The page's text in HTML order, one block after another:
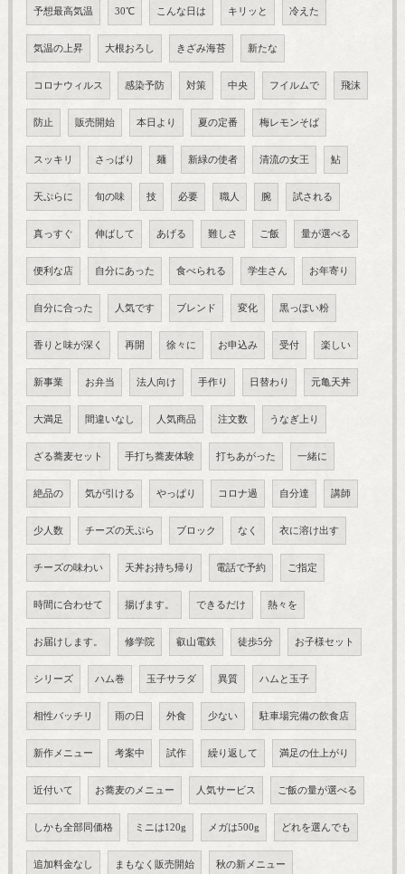
予想最高気温 30℃ こんな日は キリッと 冷えた
気温の上昇 大根おろし きざみ海苔 新たな
コロナウィルス 感染予防 対策 中央 フイルムで 飛沫
防止 販売開始 本日より 夏の定番 梅レモンそば
スッキリ さっぱり 麺 新緑の使者 清流の女王 鮎
天ぷらに 旬の味 技 必要 職人 腕 試される
真っすぐ 伸ばして あげる 難しさ ご飯 量が選べる
便利な店 自分にあった 食べられる 学生さん お年寄り
自分に合った 人気です ブレンド 変化 黒っぽい粉
香りと味が深く 再開 徐々に お申込み 受付 楽しい
新事業 お弁当 法人向け 手作り 日替わり 元亀天丼
大満足 間違いなし 人気商品 注文数 うなぎ上り
ざる蕎麦セット 手打ち蕎麦体験 打ちあがった 一緒に
絶品の 気が引ける やっぱり コロナ過 自分達 講師
少人数 チーズの天ぷら ブロック なく 衣に溶け出す
チーズの味わい 天丼お持ち帰り 電話で予約 ご指定
時間に合わせて 揚げます。 できるだけ 熱々を
お届けします。 修学院 叡山電鉄 徒歩5分 お子様セット
シリーズ ハム巻 玉子サラダ 異質 ハムと玉子
相性バッチリ 雨の日 外食 少ない 駐車場完備の飲食店
新作メニュー 考案中 試作 繰り返して 満足の仕上がり
近付いて お蕎麦のメニュー 人気サービス ご飯の量が選べる
しかも全部同価格 ミニは120g メガは500g どれを選んでも
追加料金なし まもなく販売開始 秋の新メニュー